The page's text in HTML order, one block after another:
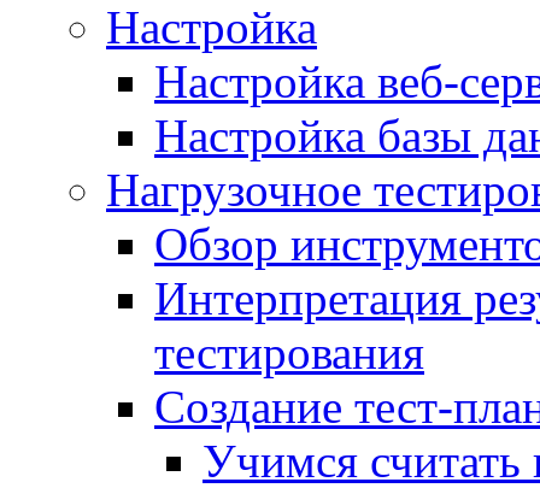
Настройка
Настройка веб-
Настройка базы
Нагрузочное
Обзор
Интерпретация
тестирования
Создание тест-
Учимся считать